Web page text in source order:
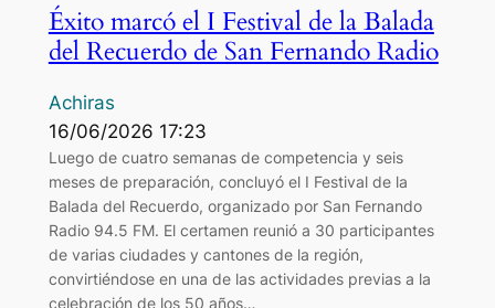
Éxito marcó el I Festival de la Balada
del Recuerdo de San Fernando Radio
Achiras
16/06/2026 17:23
Luego de cuatro semanas de competencia y seis
meses de preparación, concluyó el I Festival de la
Balada del Recuerdo, organizado por San Fernando
Radio 94.5 FM. El certamen reunió a 30 participantes
de varias ciudades y cantones de la región,
convirtiéndose en una de las actividades previas a la
celebración de los 50 años…